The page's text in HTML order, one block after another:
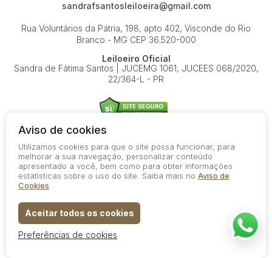
sandrafsantosleiloeira@gmail.com
Rua Voluntários da Pátria, 198, apto 402, Visconde do Rio
Branco - MG CEP 36.520-000
Leiloeiro Oficial
Sandra de Fátima Santos | JUCEMG 1061, JUCEES 068/2020,
22/364-L - PR
© 2026-present - Todos os direitos reservados
Política de Privacidade
Termos de Uso
Aviso de cookies
Utilizamos cookies para que o site possa funcionar, para
melhorar a sua navegação, personalizar conteúdo
apresentado a você, bem como para obter informações
estatísticas sobre o uso do site. Saiba mais no Aviso de
Cookies
Aceitar todos os cookies
Preferências de cookies